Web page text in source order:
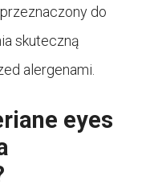
do
skuteczną
alergenami.
eyes